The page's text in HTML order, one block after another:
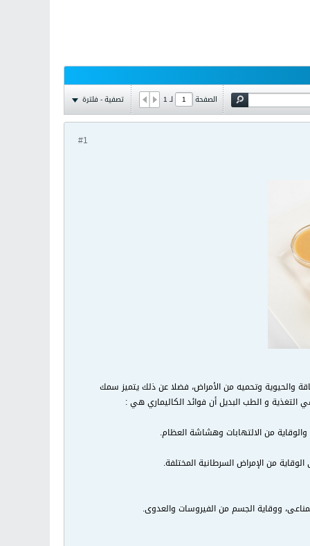
الصفحة لـ1 تصفية - فلترة
#1
والحيوية وتحميه من الأمراض، فضلا عن ذلك يتميز سمك
الطب البديلأن فوائد الكاليماريهي :